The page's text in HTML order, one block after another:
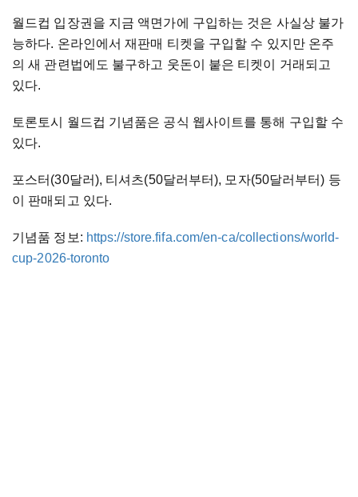
월드컵 입장권을 지금 액면가에 구입하는 것은 사실상 불가
능하다. 온라인에서 재판매 티켓을 구입할 수 있지만 온주
의 새 관련법에도 불구하고 웃돈이 붙은 티켓이 거래되고
있다.
토론토시 월드컵 기념품은 공식 웹사이트를 통해 구입할 수
있다.
포스터(30달러), 티셔츠(50달러부터), 모자(50달러부터) 등
이 판매되고 있다.
기념품 정보: https://store.fifa.com/en-ca/collections/world-
cup-2026-toronto